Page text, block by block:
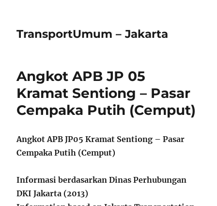
TransportUmum – Jakarta
Angkot APB JP 05
Kramat Sentiong – Pasar
Cempaka Putih (Cemput)
Angkot APB JP05 Kramat Sentiong – Pasar
Cempaka Putih (Cemput)
Informasi berdasarkan Dinas Perhubungan
DKI Jakarta (2013)